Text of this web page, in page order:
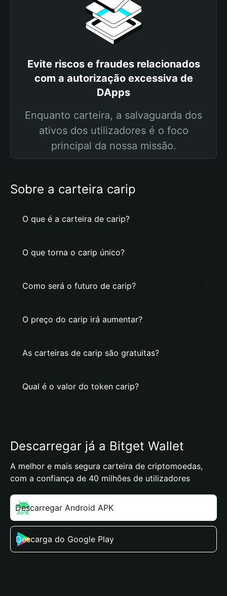
Evite riscos e fraudes relacionados
com a autorização excessiva de
DApps
Enquanto carteira, a salvaguarda dos
ativos dos utilizadores é o foco
principal da nossa missão.
Sobre a carteira carip
O que é a carteira de carip?
O que torna o carip único?
Como será o futuro de carip?
O preço do carip irá aumentar?
As carteiras de carip são gratuitas?
Qual é o valor do token carip?
Descarregar já a Bitget Wallet
A melhor e mais segura carteira de criptomoedas,
com a confiança de 40 milhões de utilizadores
Descarregar Android APK
Descarga do Google Play